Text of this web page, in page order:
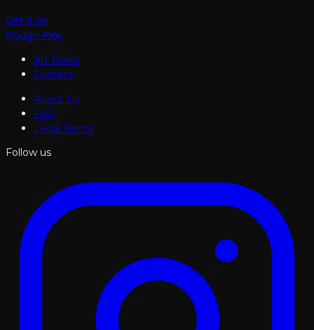
Get it on
Google Play
Art News
Contact
About Us
FAQ
Legal Terms
Follow us